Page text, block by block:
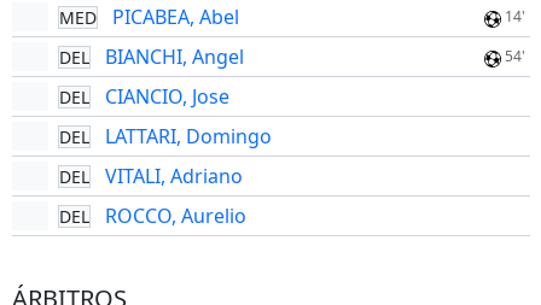
MED PICABEA, Abel 14'
DEL BIANCHI, Angel 54'
DEL CIANCIO, Jose
DEL LATTARI, Domingo
DEL VITALI, Adriano
DEL ROCCO, Aurelio
ÁRBITROS